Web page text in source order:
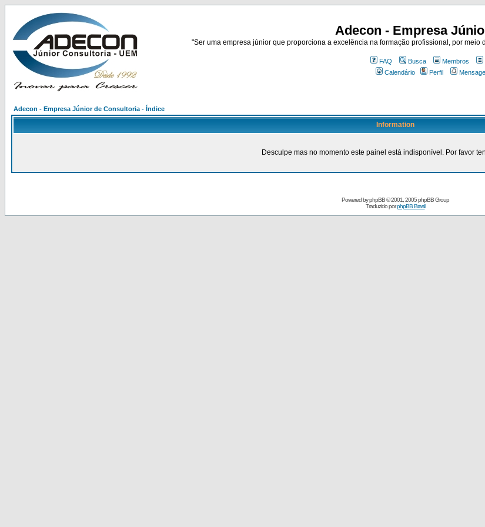
Adecon - Empresa
"Ser uma empresa júnior que proporciona a excelência na formação profissional, por
FAQ Busca Membros
Calendário
Perfil
Adecon - Empresa Júnior de Consultoria - Índice
Information
Desculpe mas no momento este painel está indisponível. Por favor
Powered byphpBB© 2001, 2005 phpBB Group
Traduzido porphpBB Brasil